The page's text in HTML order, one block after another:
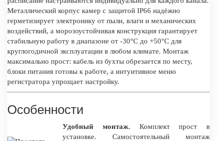
Металлический корпус камер с защитой IP66 надёжно
герметизирует электронику от пыли, влаги и механических
воздействий, а морозоустойчивая конструкция гарантирует
стабильную работу в диапазоне от -30°C до +50°C для
круглогодичной эксплуатации в любом климате. Монтаж
максимально прост: кабель из бухты обрезается по месту,
блоки питания готовы к работе, а интуитивное меню
регистратора упрощает настройку.
Особенности
Удобный монтаж. Комплект прост в
установке. Самостоятельный монтаж